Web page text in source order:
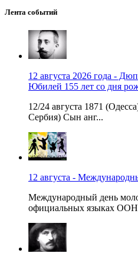
Лента событий
12 августа 2026 года -
Юбилей 155 лет со дня
12/24 августа 1871
Сербия) Сын анг...
12 августа -
Международный день
официальных языках